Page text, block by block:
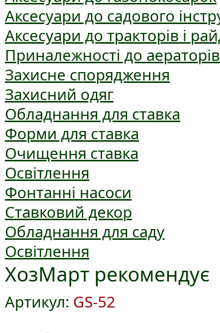
Аксесуари до садового
Аксесуари до тракторів і
Приналежності до аераторів
Захисне спорядження
Захисний одяг
Обладнання для ставка
Форми для ставка
Очищення ставка
Освітлення
Фонтанні насоси
Ставковий декор
Обладнання для саду
Освітлення
ХозМарт рекомендує
Артикул: GS-52